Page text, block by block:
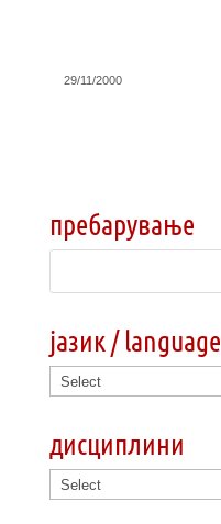
29/11/2000
пребарување
јазик / language
дисциплини